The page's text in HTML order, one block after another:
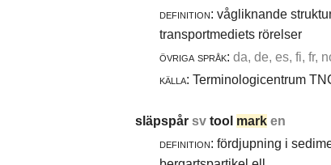
definition: vågliknande
transportmediets rörelser
övriga språk: da, de, es, fi, fr,
källa: Terminologicentrum
släpspår sv tool mark en
definition: fördjupning i